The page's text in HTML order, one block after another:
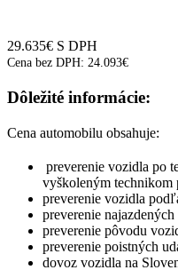
29.635€ S DPH
Cena bez DPH: 24.093€
Dôležité informácie:
Cena automobilu obsahuje:
preverenie vozidla po
vyškoleným technikom
preverenie vozidla
preverenie
preverenie pôvodu
preverenie poistných
dovoz vozidla na